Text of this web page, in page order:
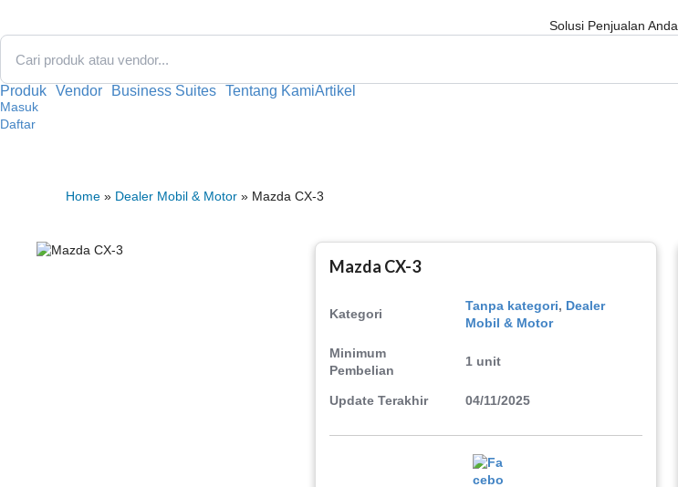
konten
Solusi Penjualan Anda
Produk Vendor Business Suites Tentang KamiArtikel
Masuk
Daftar
Home » Dealer Mobil & Motor » Mazda CX-3
Mazda CX-3
Kategori
Tanpa kategori, Dealer
Mobil & Motor
Minimum
Pembelian
1 unit
Update Terakhir 04/11/2025